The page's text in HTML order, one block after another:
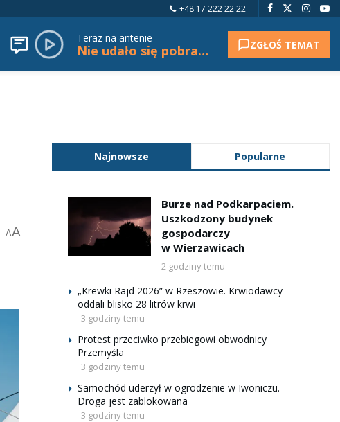
+48 17 222 22 22
Teraz na antenie
Nie udało się pobrać tytułu. ZGŁOŚ TEMAT
AA
Najnowsze Popularne
Burze nad Podkarpaciem.
Uszkodzony budynek
gospodarczy
w Wierzawicach
2 godziny temu
„Krewki Rajd 2026” w Rzeszowie. Krwiodawcy
oddali blisko 28 litrów krwi
3 godziny temu
Protest przeciwko przebiegowi obwodnicy
Przemyśla
3 godziny temu
Samochód uderzył w ogrodzenie w Iwoniczu.
Droga jest zablokowana
3 godziny temu